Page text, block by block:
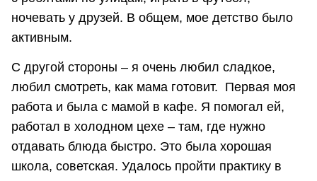
ночевать у друзей. В общем, мое детство было
активным.
С другой стороны – я очень любил сладкое,
любил смотреть, как мама готовит. Первая моя
работа и была с мамой в кафе. Я помогал ей,
работал в холодном цехе – там, где нужно
отдавать блюда быстро. Это была хорошая
школа, советская. Удалось пройти практику в